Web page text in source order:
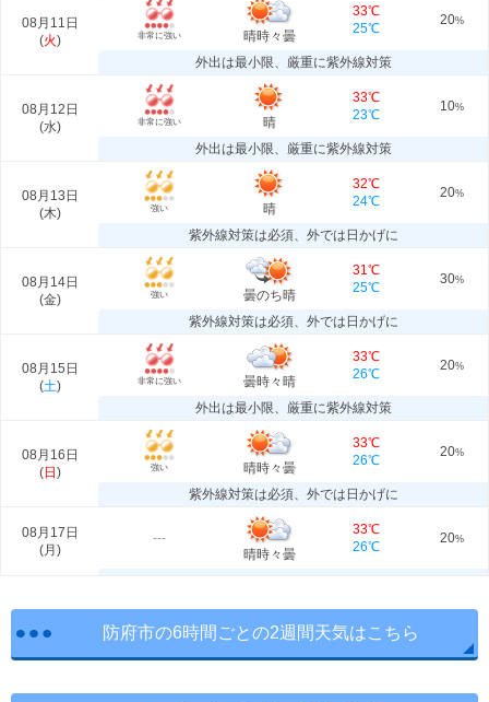
08月11日
(火) 非常に強い 晴時々曇
33℃
25℃
20%
外出は最小限、厳重に紫外線対策
08月12日
(水) 非常に強い 晴
33℃
23℃
10%
外出は最小限、厳重に紫外線対策
08月13日
(木) 強い 晴
32℃
24℃
20%
紫外線対策は必須、外では日かげに
08月14日
(金) 強い 曇のち晴
31℃
25℃
30%
紫外線対策は必須、外では日かげに
08月15日
(土) 非常に強い 曇時々晴
33℃
26℃
20%
外出は最小限、厳重に紫外線対策
08月16日
(日 ) 強い 晴時々曇
33℃
26℃
20%
紫外線対策は必須、外では日かげに
08月17日
(月 )
---
晴時々曇
33℃
26℃
20%
防府市の6時間ごとの2週間天気はこちら